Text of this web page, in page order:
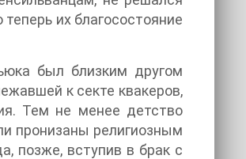
их благосостояние
был близким другом
к секте квакеров,
Тем не менее детство
пронизаны религиозным
позже, вступив в брак с